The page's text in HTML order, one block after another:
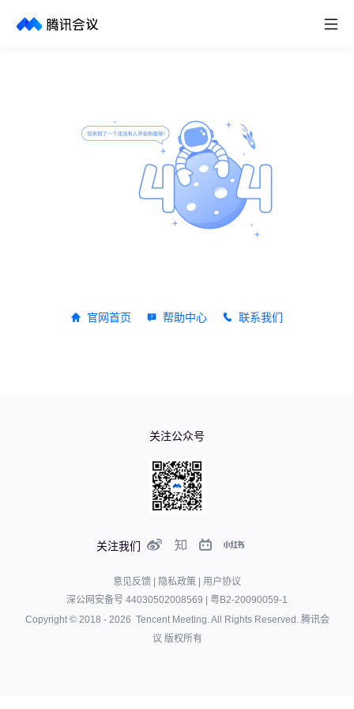
取消
官网首页 帮助中心 联系我们
关注我们
关注公众号
意见反馈 隐私政策
用户协议
深公网安备号 44030502008569
粤B2-20090059-1
Copyright © 2018 - 2026 Tencent Meeting. All Rights Reserved. 腾讯会
议 版权所有